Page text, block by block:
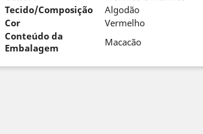
Tecido/Composição
Algodão
Cor
Vermelho
Conteúdo da
Embalagem
Macacão